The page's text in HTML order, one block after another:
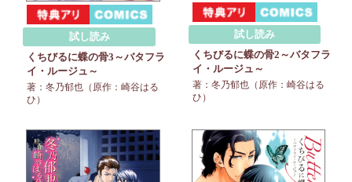
試し読み
くちびるに蝶の骨3～バタフラ
イ・ルージュ～
著：冬乃郁也（原作：崎谷はる
ひ）
試し読み
くちびるに蝶の骨2～バタフラ
イ・ルージュ～
著：冬乃郁也（原作：崎谷はる
ひ）